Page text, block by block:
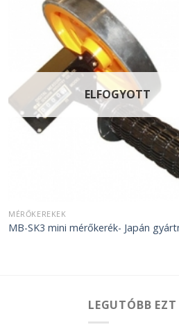
ELFOGYOTT
MÉRŐKEREKEK
MB-SK3 mini mérőkerék- Japán
LEGUTÓBB